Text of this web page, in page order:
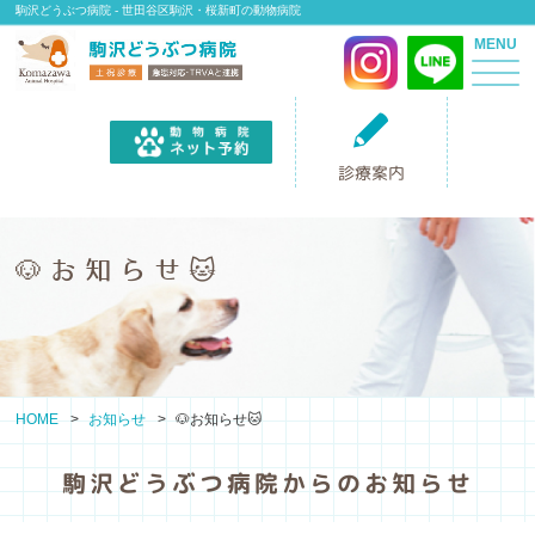
駒沢どうぶつ病院 - 世田谷区駒沢・桜新町の動物病院
MENU
診療案内
🐶お知らせ🐱
HOME お知らせ 🐶お知らせ🐱
駒沢どうぶつ病院からのお知らせ